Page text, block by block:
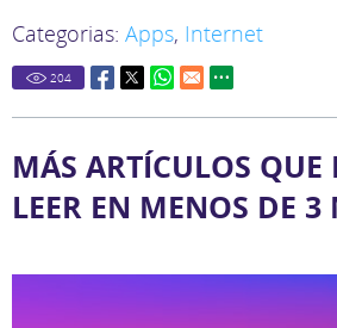
Categorias: Apps, Internet
204
MÁS ARTÍCULOS QUE
LEER EN MENOS DE